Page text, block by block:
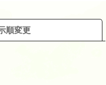
順変更